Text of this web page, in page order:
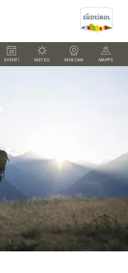
EVENTI METEO WEBCAM MAPPS